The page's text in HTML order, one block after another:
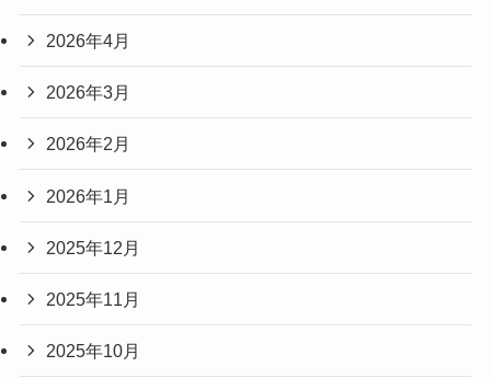
2026年4月
2026年3月
2026年2月
2026年1月
2025年12月
2025年11月
2025年10月